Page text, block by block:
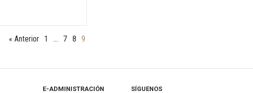
« Anterior 1 … 7 8 9
E-ADMINISTRACIÓN SÍGUENOS